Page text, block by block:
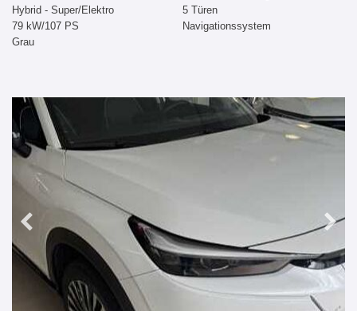
Hybrid - Super/Elektro
79 kW/107 PS
Grau
5 Türen
Navigationssystem